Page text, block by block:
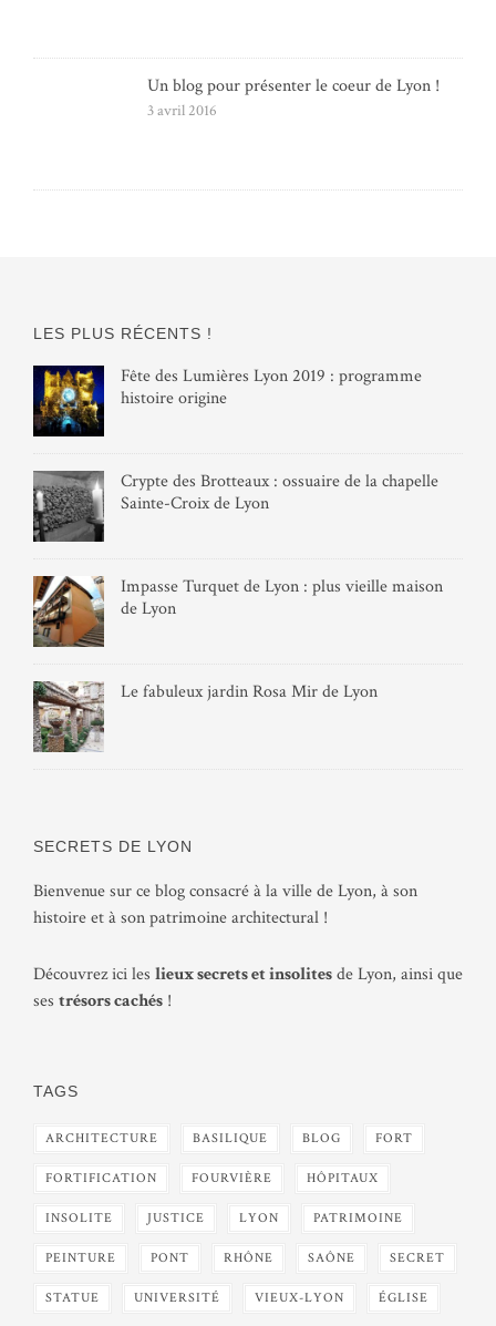
Un blog pour présenter le coeur de Lyon !
3 avril 2016
LES PLUS RÉCENTS !
Fête des Lumières Lyon 2019 : programme
histoire origine
Crypte des Brotteaux : ossuaire de la chapelle
Sainte-Croix de Lyon
Impasse Turquet de Lyon : plus vieille maison
de Lyon
Le fabuleux jardin Rosa Mir de Lyon
SECRETS DE LYON
Bienvenue sur ce blog consacré à la ville de Lyon, à son
histoire et à son patrimoine architectural !
Découvrez ici les lieux secrets et insolitesde Lyon, ainsi que
ses trésors cachés !
TAGS
ARCHITECTURE BASILIQUE BLOG FORT
FORTIFICATION FOURVIÈRE HÔPITAUX
INSOLITE JUSTICE LYON PATRIMOINE
PEINTURE PONT RHÔNE SAÔNE SECRET
STATUE UNIVERSITÉ VIEUX-LYON ÉGLISE